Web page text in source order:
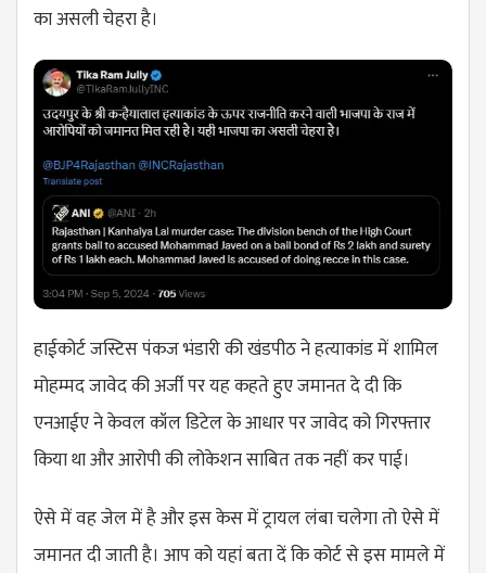
का असली चेहरा है।
हाईकोर्ट जस्टिस पंकज भंडारी की खंडपीठ ने हत्याकांड में शामिल
मोहम्मद जावेद की अर्जी पर यह कहते हुए जमानत दे दी कि
एनआईए ने केवल कॉल डिटेल के आधार पर जावेद को​ गिरफ्तार
किया था और आरोपी की लोकेशन साबित तक नहीं कर पाई।
ऐसे में वह जेल में है और इस केस में ट्रायल लंबा चलेगा तो ऐसे में
जमानत दी जाती है। आप को यहां बता दें कि कोर्ट से इस मामले में